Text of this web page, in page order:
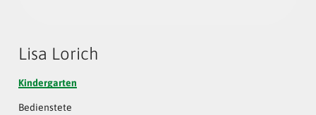
Lisa Lorich
Kindergarten
Bedienstete